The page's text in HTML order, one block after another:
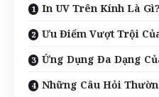
In UV Trên Kính Là Gì?
Ưu Điểm Vượt Trội
Ứng Dụng Đa Dạng
Những Câu Hỏi